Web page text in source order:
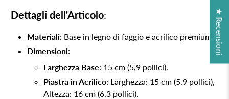
Dettagli dell'Articolo:
Materiali: Base in legno di faggio e acrilico premium.
Dimensioni:
Larghezza Base: 15 cm (5,9 pollici).
Piastra in Acrilico: Larghezza: 15 cm (5,9 pollici),
Altezza: 16 cm (6,3 pollici).
★ Recensioni